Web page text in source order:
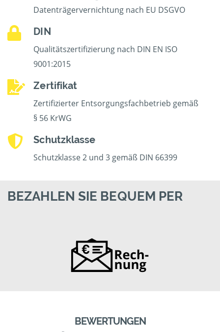
Datenträgervernichtung nach EU DSGVO
DIN
Qualitätszertifizierung nach DIN EN ISO
9001:2015
Zertifikat
Zertifizierter Entsorgungsfachbetrieb gemäß
§ 56 KrWG
Schutzklasse
Schutzklasse 2 und 3 gemäß DIN 66399
BEZAHLEN SIE BEQUEM PER
BEWERTUNGEN